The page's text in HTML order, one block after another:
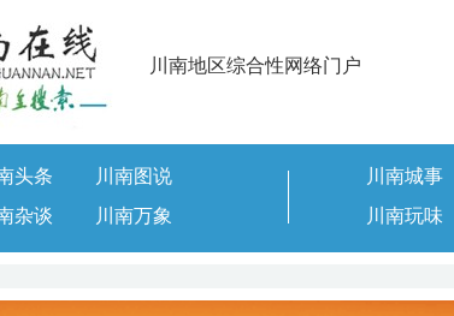
川南地区综合性网络门户
头条
川南图说
杂谈 川南万象
川南城事
川南玩味